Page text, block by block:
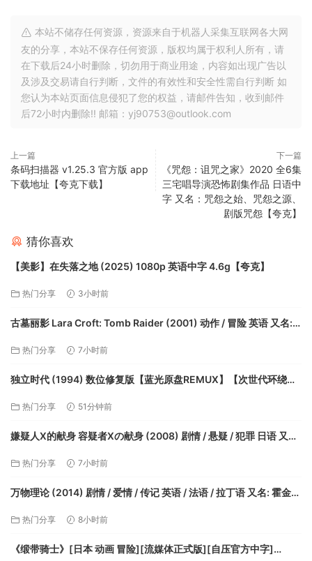
本站不储存任何资源，资源来自于机器人采集互联网各大网
友的分享，本站不保存任何资源，版权均属于权利人所有，请
在下载后24小时删除，切勿用于商业用途，内容如出现广告以
及涉及交易请自行判断，文件的有效性和安全性需自行判断 如
您认为本站页面信息侵犯了您的权益，请邮件告知，收到邮件
后72小时内删除!! 邮箱：yj90753@outlook.com
上一篇
条码扫描器 v1.25.3 官方版 app
下载地址【夸克下载】
下一篇
《咒怨：诅咒之家》2020 全6集
三宅唱导演恐怖剧集作品 日语中
字 又名：咒怨之始、咒怨之源、
剧版咒怨【夸克】
猜你喜欢
【美影】在失落之地 (2025) 1080p 英语中字 4.6g【夸克】
热门分享 3小时前
古墓丽影 Lara Croft: Tomb Raider (2001) 动作 / 冒险 英语 又名:
热门分享 7小时前
独立时代 (1994) 数位修复版【蓝光原盘REMUX】【次世代环绕声
热门分享 51分钟前
嫌疑人X的献身 容疑者Xの献身 (2008) 剧情 / 悬疑 / 犯罪 日语 又名:
热门分享 7小时前
万物理论 (2014) 剧情 / 爱情 / 传记 英语 / 法语 / 拉丁语 又名: 霍金：
热门分享 8小时前
《缎带骑士》[日本 动画 冒险][流媒体正式版][自压官方中字]